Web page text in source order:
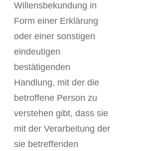
Willensbekundung in
Form einer Erklärung
oder einer sonstigen
eindeutigen
bestätigenden
Handlung, mit der die
betroffene Person zu
verstehen gibt, dass sie
mit der Verarbeitung der
sie betreffenden